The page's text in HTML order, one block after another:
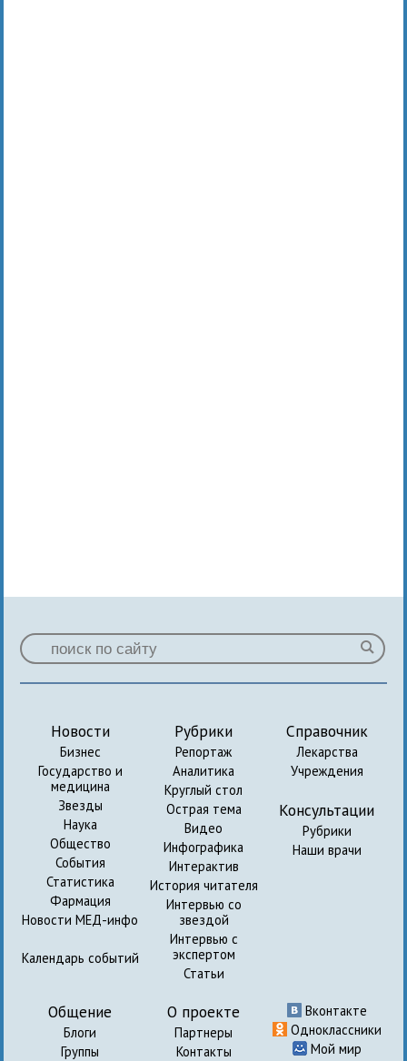
Новости
Бизнес
Государство и
медицина
Звезды
Наука
Общество
События
Статистика
Фармация
Новости МЕД-инфо
Календарь событий
Рубрики
Репортаж
Аналитика
Круглый стол
Острая тема
Видео
Инфографика
Интерактив
История читателя
Интервью со
звездой
Интервью с
экспертом
Статьи
Справочник
Лекарства
Учреждения
Консультации
Рубрики
Наши врачи
Общение
Блоги
Группы
О проекте
Партнеры
Контакты
Вконтакте
Одноклассники
Мой мир